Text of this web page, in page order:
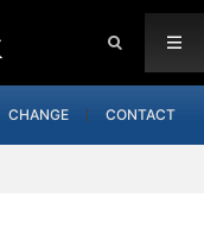
CHANGE CONTACT